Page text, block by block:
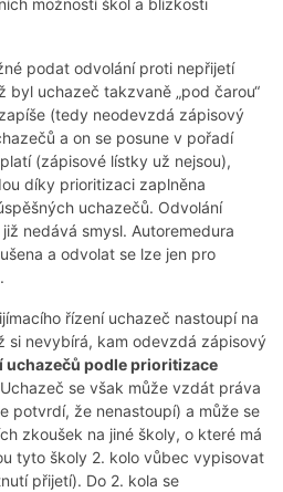
možností škol a blízkosti
podat odvolání proti nepřijetí
uchazeč takzvaně „pod čarou“
(tedy neodevzdá zápisový
a on se posune v pořadí
(zápisové lístky už nejsou),
díky prioritizaci zaplněna
uchazečů. Odvolání
nedává smysl. Autoremedura
a odvolat se lze jen pro
řízení uchazeč nastoupí na
si nevybírá, kam odevzdá zápisový
uchazečů podle prioritizace
se však může vzdát práva
potvrdí, že nenastoupí) a může se
zkoušek na jiné školy, o které má
tyto školy 2. kolo vůbec vypisovat
přijetí). Do 2. kola se